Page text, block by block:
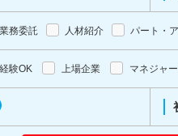
業務委託 人材紹介 パート・
験OK 上場企業 マネジャ